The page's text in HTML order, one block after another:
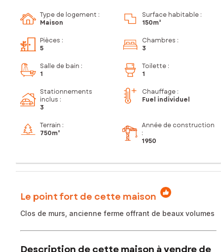
Type de logement :
Maison
Surface habitable :
150m²
Pièces :
5
Chambres :
3
Salle de bain :
1
Toilette :
1
Stationnements
inclus :
3
Chauffage :
Fuel individuel
Terrain :
750m²
Année de construction
:
1950
Le point fort de cette maison
Clos de murs, ancienne ferme offrant de beaux volumes